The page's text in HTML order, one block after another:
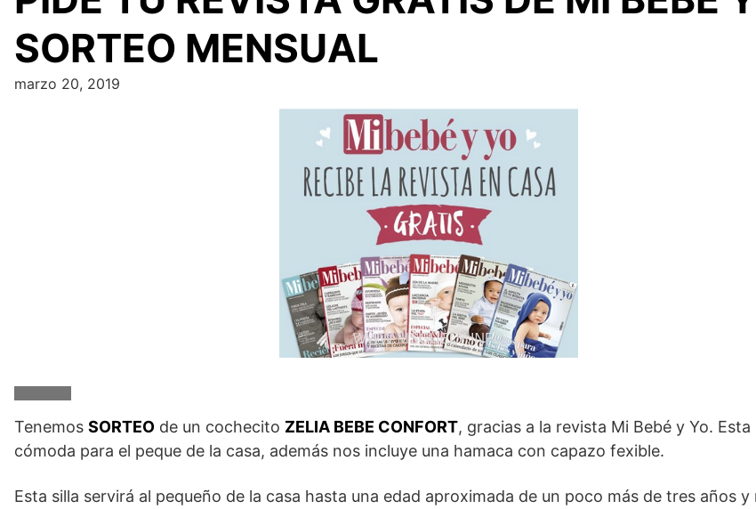
SORTEO MENSUAL
marzo 20, 2019
Tenemos SORTEO de un cochecito ZELIA BEBE CONFORT, gracias a la revista Mi Bebé y Yo. Esta
cómoda para el peque de la casa, además nos incluye una hamaca con capazo fexible.
Esta silla servirá al pequeño de la casa hasta una edad aproximada de un poco más de tres años y